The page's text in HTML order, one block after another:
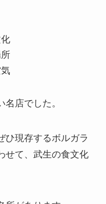
店でした。
ひ現存するボルガラ
せて、武生の食文化